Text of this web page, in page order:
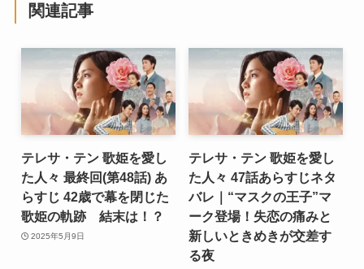
関連記事
テレサ・テン 歌姫を愛し
た人々 最終回(第48話) あ
らすじ 42歳で幕を閉じた
歌姫の軌跡 結末は！？
2025年5月9日
テレサ・テン 歌姫を愛し
た人々 47話あらすじネタ
バレ｜“マスクの王子”マ
ーク登場！失恋の痛みと
新しいときめきが交差す
る夜